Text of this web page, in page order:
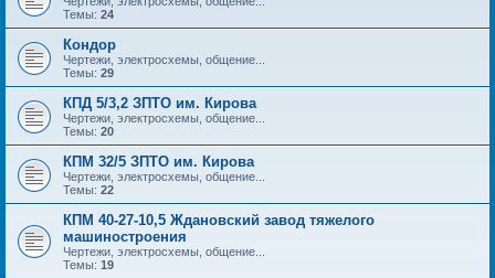
Темы: 24
Кондор
Чертежи, электросхемы, общение...
Темы: 29
КПД 5/3,2 ЗПТО им. Кирова
Чертежи, электросхемы, общение...
Темы: 20
КПМ 32/5 ЗПТО им. Кирова
Чертежи, электросхемы, общение...
Темы: 22
КПМ 40-27-10,5 Ждановский завод тяжелого
машиностроения
Чертежи, электросхемы, общение...
Темы: 19